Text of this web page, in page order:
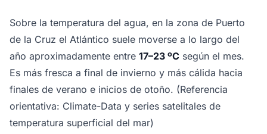
Sobre la temperatura del agua, en la zona de Puerto
de la Cruz el Atlántico suele moverse a lo largo del
año aproximadamente entre 17–23 ºC según el mes.
Es más fresca a final de invierno y más cálida hacia
finales de verano e inicios de otoño. (Referencia
orientativa: Climate-Data y series satelitales de
temperatura superficial del mar)